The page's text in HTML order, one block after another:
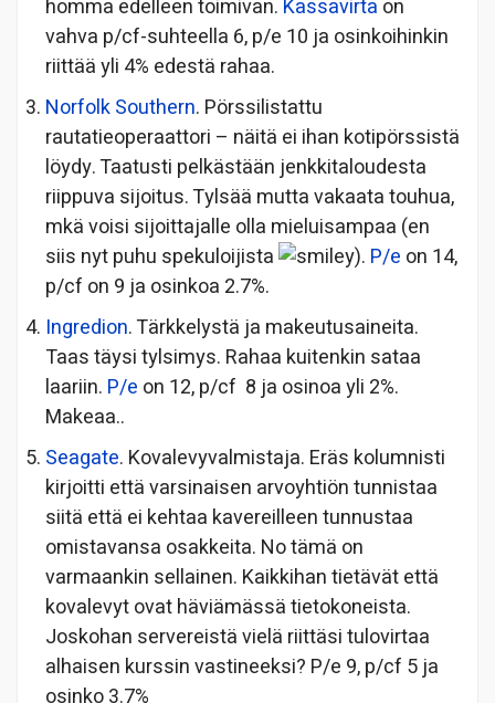
homma edelleen toimivan. Kassavirta on
vahva p/cf-suhteella 6, p/e 10 ja osinkoihinkin
riittää yli 4% edestä rahaa.
Norfolk Southern. Pörssilistattu
rautatieoperaattori – näitä ei ihan kotipörssistä
löydy. Taatusti pelkästään jenkkitaloudesta
riippuva sijoitus. Tylsää mutta vakaata touhua,
mkä voisi sijoittajalle olla mieluisampaa (en
siis nyt puhu spekuloijista
). P/e on 14,
p/cf on 9 ja osinkoa 2.7%.
Ingredion. Tärkkelystä ja makeutusaineita.
Taas täysi tylsimys. Rahaa kuitenkin sataa
laariin. P/e on 12, p/cf 8 ja osinoa yli 2%.
Makeaa..
Seagate. Kovalevyvalmistaja. Eräs kolumnisti
kirjoitti että varsinaisen arvoyhtiön tunnistaa
siitä että ei kehtaa kavereilleen tunnustaa
omistavansa osakkeita. No tämä on
varmaankin sellainen. Kaikkihan tietävät että
kovalevyt ovat häviämässä tietokoneista.
Joskohan servereistä vielä riittäsi tulovirtaa
alhaisen kurssin vastineeksi? P/e 9, p/cf 5 ja
osinko 3.7%